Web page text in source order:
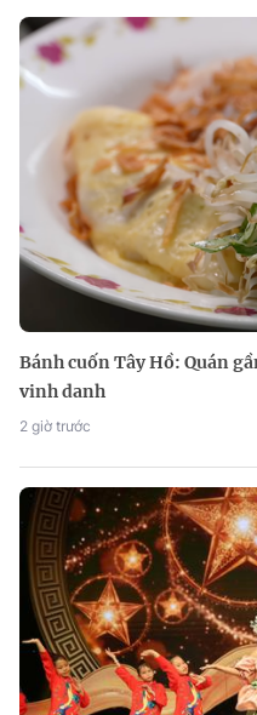
Bánh cuốn Tây Hồ: Quán
vinh danh
2 giờ trước